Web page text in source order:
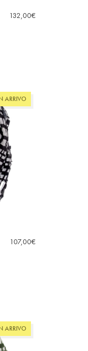
132,00€
ARRIVO
107,00€
ARRIVO